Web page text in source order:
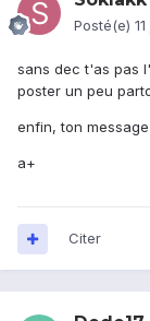
Posté(e)
sans dec t'as pas
poster un peu
enfin, ton
a+
Citer